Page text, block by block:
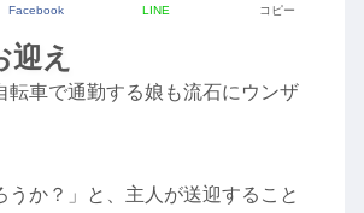
迎え
Facebook LINE コピー
転車で通勤する娘も流石にウンザ
うか？」と、主人が送迎すること